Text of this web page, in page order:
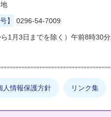
うか？
】 0296-54-7009
1月3日までを除く）午前8時30
人情報保護方針 リンク集